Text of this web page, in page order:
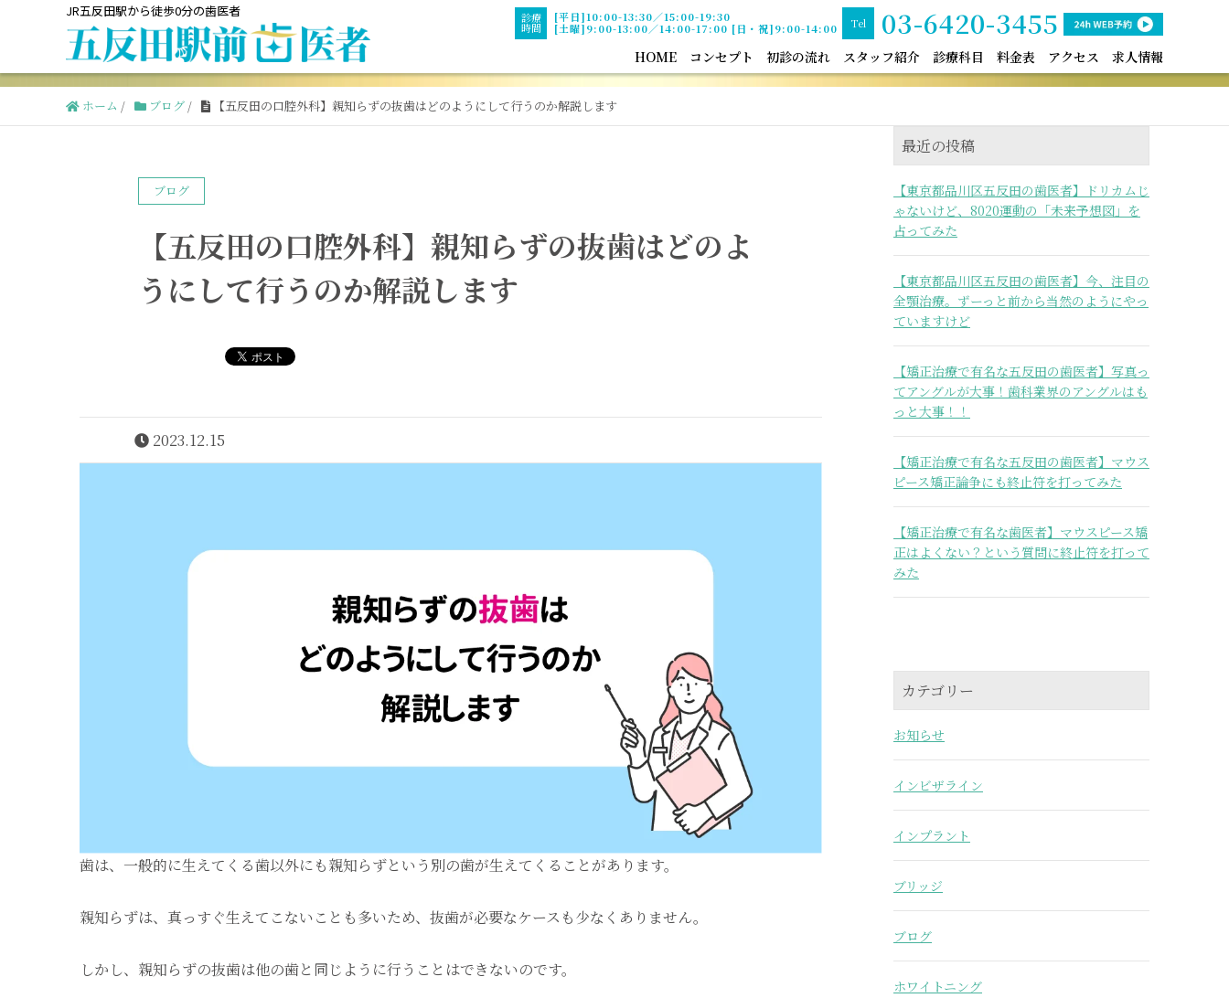
JR五反田駅から徒歩0分の歯医者 診療
時間
[平日]10:00-13:30／15:00-19:30
[土曜]9:00-13:00／14:00-17:00 [日・祝]9:00-14:00
Tel 03-6420-3455
HOME コンセプト 初診の流れ スタッフ紹介 診療科目 料金表 アクセス 求人情報
ホーム / ブログ / 【五反田の口腔外科】親知らずの抜歯はどのようにして行うのか解説します
ブログ
【五反田の口腔外科】親知らずの抜歯はどのよ
うにして行うのか解説します
2023.12.15
歯は、一般的に生えてくる歯以外にも親知らずという別の歯が生えてくることがあります。
親知らずは、真っすぐ生えてこないことも多いため、抜歯が必要なケースも少なくありません。
しかし、親知らずの抜歯は他の歯と同じように行うことはできないのです。
最近の投稿
【東京都品川区五反田の歯医者】ドリカムじ
ゃないけど、8020運動の「未来予想図」を
占ってみた
【東京都品川区五反田の歯医者】今、注目の
全顎治療。ずーっと前から当然のようにやっ
ていますけど
【矯正治療で有名な五反田の歯医者】写真っ
てアングルが大事！歯科業界のアングルはも
っと大事！！
【矯正治療で有名な五反田の歯医者】マウス
ピース矯正論争にも終止符を打ってみた
【矯正治療で有名な歯医者】マウスピース矯
正はよくない？という質問に終止符を打って
みた
カテゴリー
お知らせ
インビザライン
インプラント
ブリッジ
ブログ
ホワイトニング